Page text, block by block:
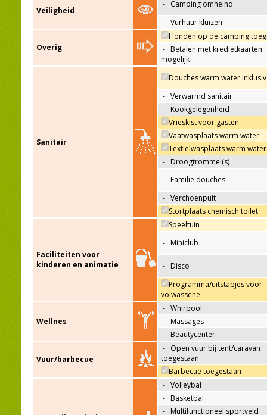
Veiligheid
- Camping omheind
- Vurhuur kluizen
Overig
Honden op de camping
- Betalen met kredietkaarten
mogelijk
Sanitair
Douches warm water
- Verwarmd sanitair
- Kookgelegenheid
Vrieskist voor gasten
Vaatwasplaats warm water
Textielwasplaats warm water
- Droogtrommel(s)
- Familie douches
- Verchoenpult
Stortplaats chemisch toilet
Faciliteiten voor
kinderen en animatie
Speeltuin
- Miniclub
- Disco
Programma/uitstapjes voor
volwassene
Wellnes
- Whirpool
- Massages
- Beautycenter
Vuur/barbecue
- Open vuur bij tent/caravan
toegestaan
Barbecue toegestaan
- Volleybal
- Basketbal
- Multifunctioneel sportveld